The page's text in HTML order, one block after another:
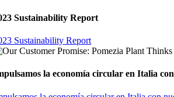
Sustainability Report
Sustainability Report
la economía circular en Italia